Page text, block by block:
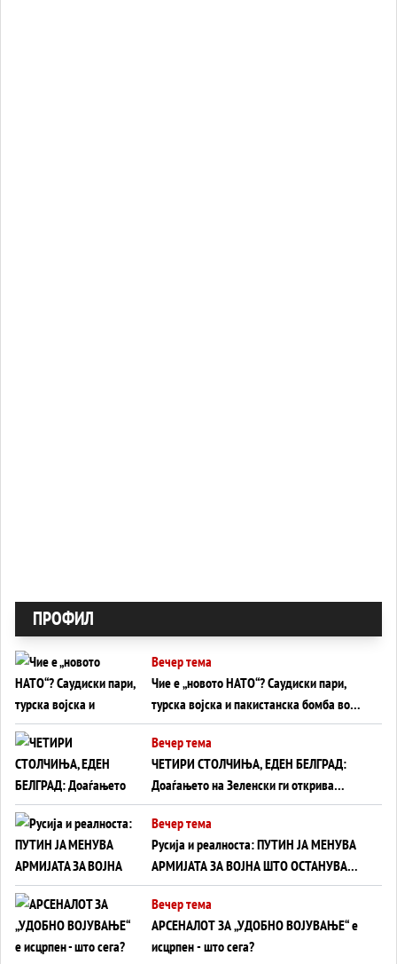
ПРОФИЛ
Вечер тема
Чие е „новото НАТО“? Саудиски пари,
турска војска и пакистанска бомба во
служба на Америка - или ќе стане
сувишна?
Вечер тема
ЧЕТИРИ СТОЛЧИЊА, ЕДЕН БЕЛГРАД:
Доаѓањето на Зеленски ги открива
тајните на политиката на балансирање
на Вучиќ
Вечер тема
Русија и реалноста: ПУТИН ЈА МЕНУВА
АРМИЈАТА ЗА ВОЈНА ШТО ОСТАНУВА
БЕЗ ФРОНТ
Вечер тема
АРСЕНАЛОТ ЗА „УДОБНО ВОЈУВАЊЕ“ е
исцрпен - што сега?